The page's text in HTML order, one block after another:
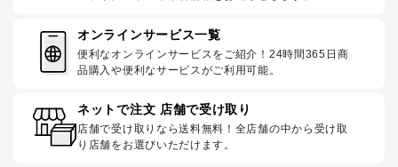
オンラインサービス一覧
便利なオンラインサービスをご紹介！24時間365日商
品購入や便利なサービスがご利用可能。
ネットで注文 店舗で受け取り
店舗で受け取りなら送料無料！全店舗の中から受け取
り店舗をお選びいただけます。